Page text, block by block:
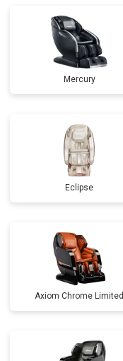
Mercury
Eclipse
Axiom Chrome Limited